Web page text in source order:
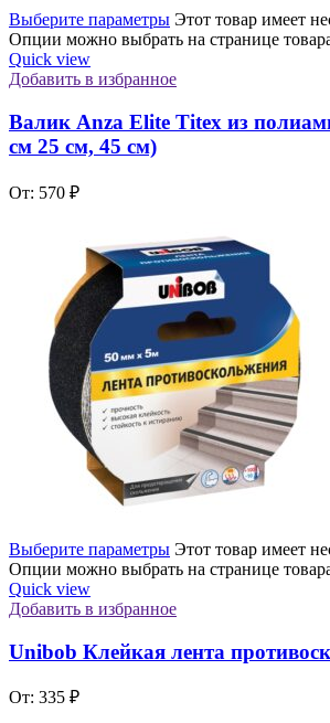
Выберите параметры Этот товар имеет
Опции можно выбрать на странице
Quick view
Добавить в избранное
Валик Anza Elite Titex из
см 25 см, 45 см)
От: 570 ₽
Выберите параметры Этот товар имеет
Опции можно выбрать на странице
Quick view
Добавить в избранное
Unibob Клейкая лента
От: 335 ₽